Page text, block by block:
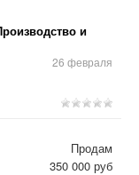
и
26 февраля
Продам
350 000 руб